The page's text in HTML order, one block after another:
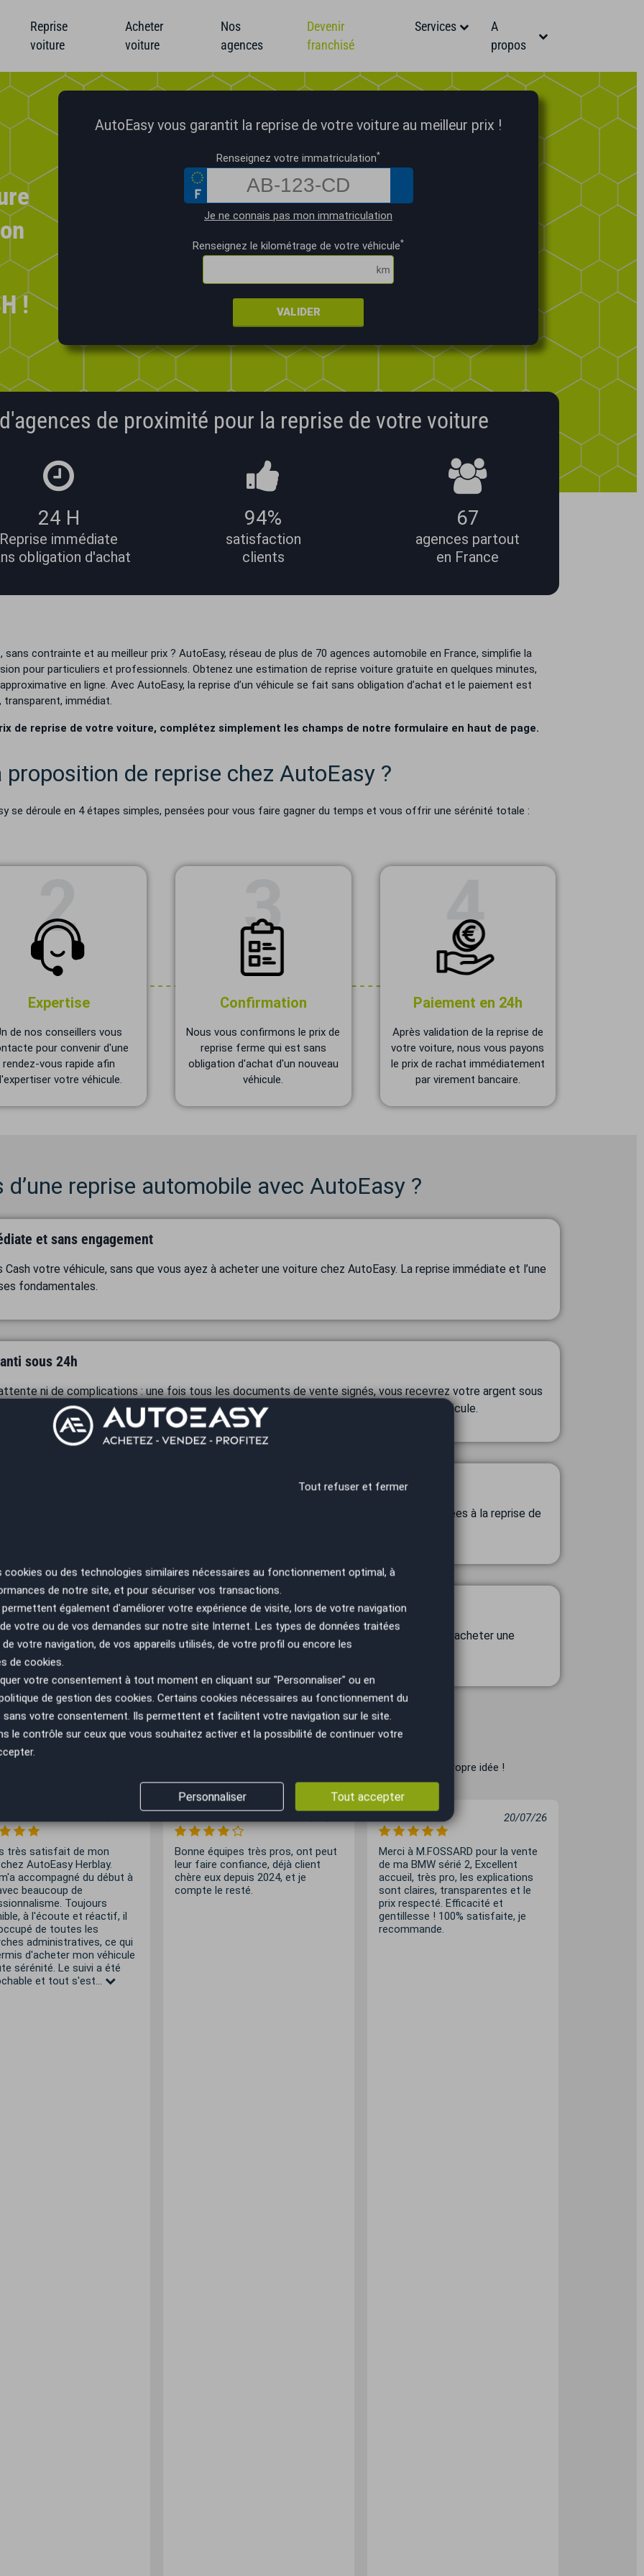
Reprise
voiture
Acheter
voiture
Nos
agences
Devenir
franchisé
Services
A
propos
!
AutoEasy vous garantit la reprise de votre voiture au meilleur prix !
Renseignez votre immatriculation*
Je ne connais pas mon immatriculation
Renseignez le kilométrage de votre véhicule*
VALIDER
de proximité pour la reprise de votre voiture
24 H
Reprise immédiate
obligation d'achat
94%
satisfaction
clients
67
agences partout
en France
contrainte et au meilleur prix ? AutoEasy, réseau de plus de 70 agences automobile en France, simplifie la
pour particuliers et professionnels. Obtenez une estimation de reprise voiture gratuite en quelques minutes,
en ligne. Avec AutoEasy, la reprise d’un véhicule se fait sans obligation d’achat et le paiement est
transparent, immédiat.
de reprise de votre voiture, complétez simplement les champs de notre formulaire en haut de page.
de reprise chez AutoEasy ?
se déroule en 4 étapes simples, pensées pour vous faire gagner du temps et vous offrir une sérénité totale :
Expertise
de nos conseillers vous
pour convenir d'une
rendez-vous rapide afin
votre véhicule.
Confirmation
Nous vous confirmons le prix de
reprise ferme qui est sans
obligation d'achat d'un nouveau
véhicule.
Paiement en 24h
Après validation de la reprise de
votre voiture, nous vous payons
le prix de rachat immédiatement
par virement bancaire.
reprise automobile avec AutoEasy ?
et sans engagement
Cash votre véhicule, sans que vous ayez à acheter une voiture chez AutoEasy. La reprise immédiate et l’une
fondamentales.
sous 24h
ni de complications : une fois tous les documents de vente signés, vous recevrez votre argent sous
bancaire sécurisé. Le virement en 24h est garanti, quelle que soit la valeur de votre véhicule.
vous n’avez rien à faire ! Nous nous occupons de toutes les démarches administratives liées à la reprise de
déclaration de cession, carte grise, prime à la reprise selon le cas
en France
le territoire national, le réseau AutoEasy est le 1er réseau de proximité pour vendre ou acheter une
l’agence la plus proche de chez vous en quelques clics.
Voir les avis de nos clients :
clients ayant fait reprendre leur véhicule dans l'une de nos agences, et faites-vous votre propre idée !
très satisfait de mon
AutoEasy Herblay.
accompagné du début à
beaucoup de
Toujours
à l'écoute et réactif, il
de toutes les
administratives, ce qui
d'acheter mon véhicule
sérénité. Le suivi a été
et tout s'est...
Bonne équipes très pros, ont peut
leur faire confiance, déjà client
chère eux depuis 2024, et je
compte le resté.
20/07/26
Merci à M.FOSSARD pour la vente
de ma BMW sérié 2, Excellent
accueil, très pro, les explications
sont claires, transparentes et le
prix respecté. Efficacité et
gentillesse ! 100% satisfaite, je
recommande.
Tout refuser et fermer
cookies ou des technologies similaires nécessaires au fonctionnement optimal, à
de notre site, et pour sécuriser vos transactions.
également d'améliorer votre expérience de visite, lors de votre navigation
votre ou de vos demandes sur notre site Internet. Les types de données traitées
votre navigation, de vos appareils utilisés, de votre profil ou encore les
de cookies.
votre consentement à tout moment en cliquant sur "Personnaliser" ou en
de gestion des cookies. Certains cookies nécessaires au fonctionnement du
votre consentement. Ils permettent et facilitent votre navigation sur le site.
le contrôle sur ceux que vous souhaitez activer et la possibilité de continuer votre
Tout accepter
Personnaliser